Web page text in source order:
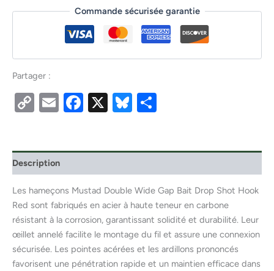
Commande sécurisée garantie
Partager :
CopyEmailFacebook
X Bluesky
Description
Les hameçons Mustad Double Wide Gap Bait Drop Shot Hook
Red sont fabriqués en acier à haute teneur en carbone
résistant à la corrosion, garantissant solidité et durabilité. Leur
œillet annelé facilite le montage du fil et assure une connexion
sécurisée. Les pointes acérées et les ardillons prononcés
favorisent une pénétration rapide et un maintien efficace dans